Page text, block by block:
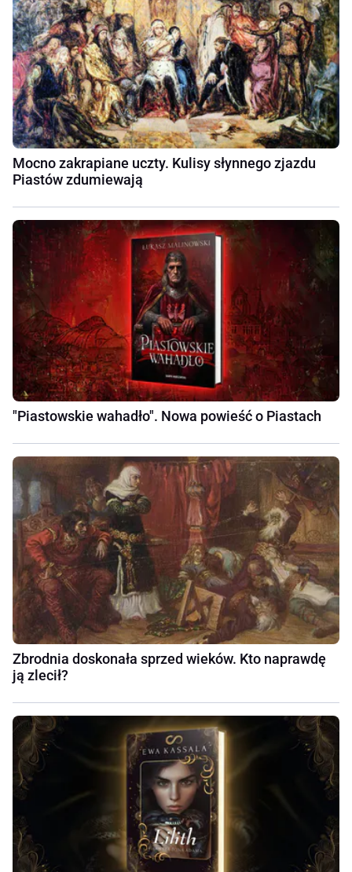
Mocno zakrapiane uczty. Kulisy słynnego zjazdu
Piastów zdumiewają
"Piastowskie wahadło". Nowa powieść o Piastach
Zbrodnia doskonała sprzed wieków. Kto naprawdę
ją zlecił?